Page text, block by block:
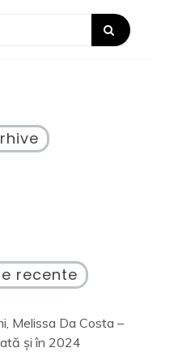
recente
Melissa Da Costa –
și în 2024